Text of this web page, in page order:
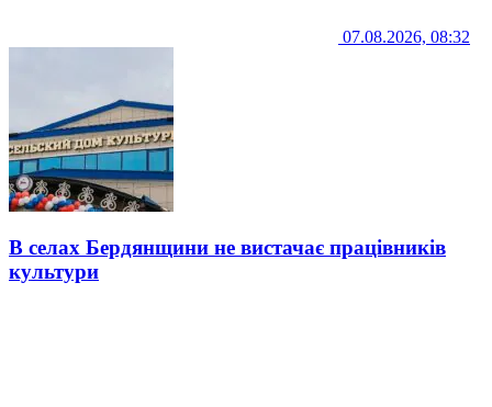
07.08.2026, 08:32
В селах Бердянщини не вистачає працівників
культури